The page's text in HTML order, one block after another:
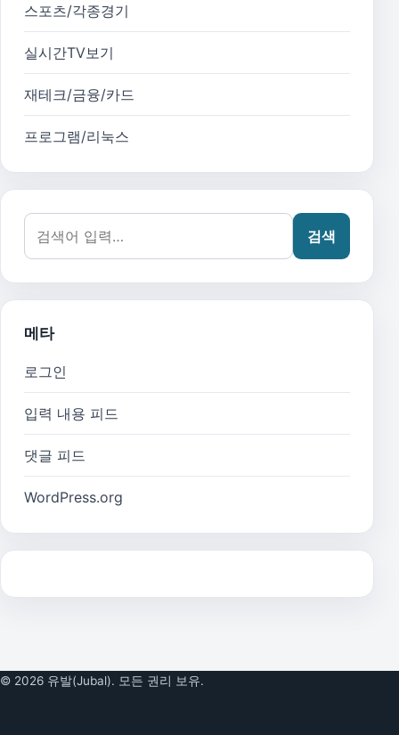
스포츠/각종경기
실시간TV보기
재테크/금융/카드
프로그램/리눅스
검색어:
검색
메타
로그인
입력 내용 피드
댓글 피드
WordPress.org
© 2026 유발(Jubal). 모든 권리 보유.